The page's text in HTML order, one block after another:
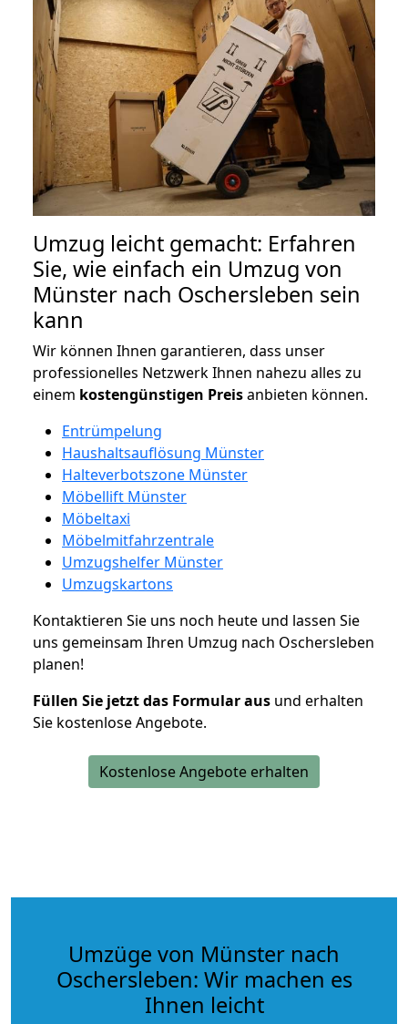
Umzug leicht gemacht: Erfahren
Sie, wie einfach ein Umzug von
Münster nach Oschersleben sein
kann
Wir können Ihnen garantieren, dass unser
professionelles Netzwerk Ihnen nahezu alles zu
einem kostengünstigen Preisanbieten können.
Entrümpelung
Haushaltsauflösung Münster
Halteverbotszone Münster
Möbellift Münster
Möbeltaxi
Möbelmitfahrzentrale
Umzugshelfer Münster
Umzugskartons
Kontaktieren Sie uns noch heute und lassen Sie
uns gemeinsam Ihren Umzug nach Oschersleben
planen!
Füllen Sie jetzt das Formular aus und erhalten
Sie kostenlose Angebote.
Kostenlose Angebote erhalten
Umzüge von Münster nach
Oschersleben: Wir machen es
Ihnen leicht